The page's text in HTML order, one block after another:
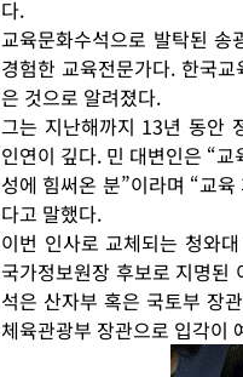
다.
교육문화수석으로 발탁된
경험한 교육전문가다. 한국
은 것으로 알려졌다.
그는 지난해까지 13년 동안
인연이 깊다. 민 대변인은 “
성에 힘써온 분”이라며 “교
다고 말했다.
이번 인사로 교체되는 청와
국가정보원장 후보로 지명된
석은 산자부 혹은 국토부 장
체육관광부 장관으로 입각이